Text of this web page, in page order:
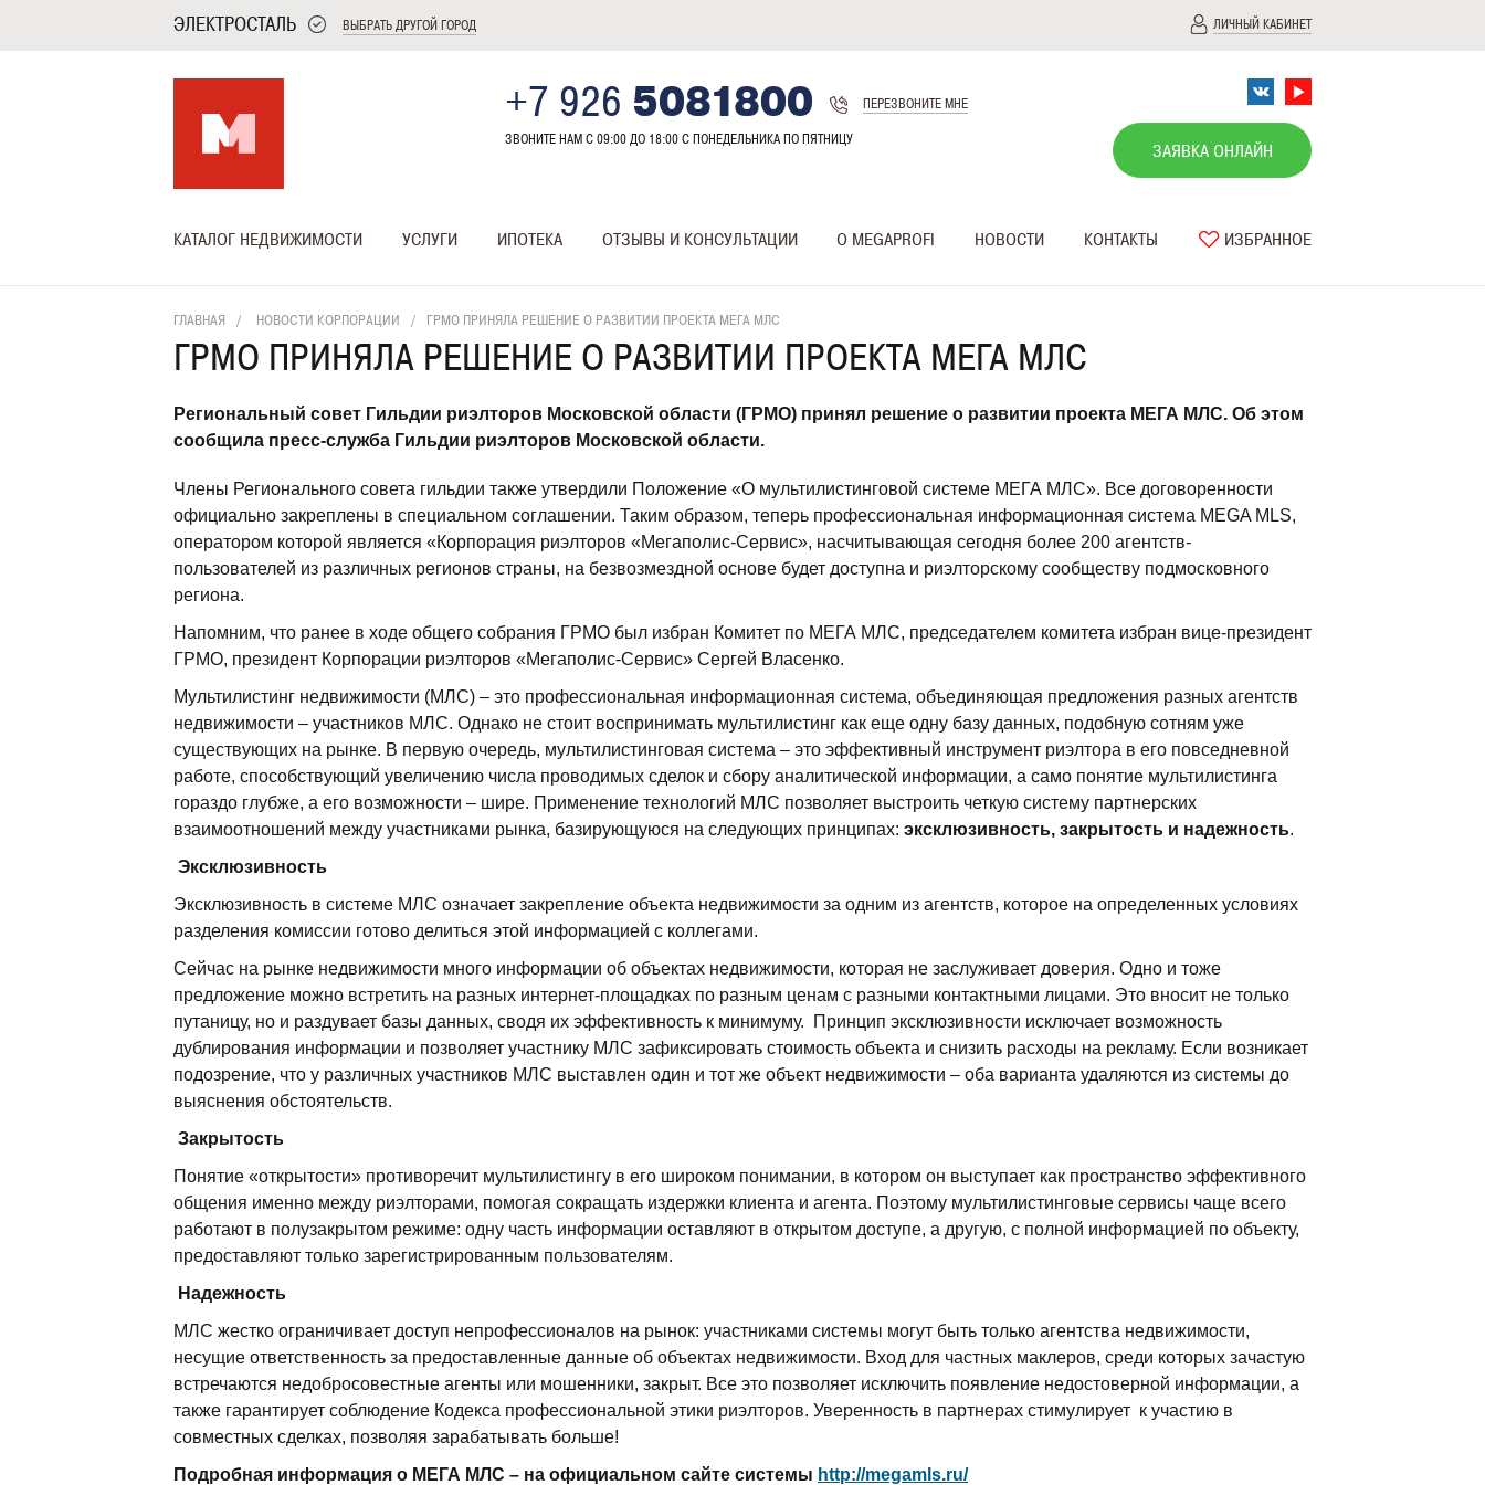
ЭЛЕКТРОСТАЛЬ ВЫБРАТЬ ДРУГОЙ ГОРОД ЛИЧНЫЙ КАБИНЕТ
+7 926 5081800
ПЕРЕЗВОНИТЕ МНЕ
ЗВОНИТЕ НАМ С 09:00 ДО 18:00 C ПОНЕДЕЛЬНИКА ПО ПЯТНИЦУ
ЗАЯВКА ОНЛАЙН
КАТАЛОГ НЕДВИЖИМОСТИ УСЛУГИ ИПОТЕКА ОТЗЫВЫ И КОНСУЛЬТАЦИИ О MEGAPROFI НОВОСТИ КОНТАКТЫ ИЗБРАННОЕ
ГЛАВНАЯ НОВОСТИ КОРПОРАЦИИ ГРМО ПРИНЯЛА РЕШЕНИЕ О РАЗВИТИИ ПРОЕКТА МЕГА МЛС
ГРМО ПРИНЯЛА РЕШЕНИЕ О РАЗВИТИИ ПРОЕКТА МЕГА МЛС
Региональный совет Гильдии риэлторов Московской области (ГРМО) принял решение о развитии проекта МЕГА МЛС. Об этом
сообщила пресс-служба Гильдии риэлторов Московской области.
Члены Регионального совета гильдии также утвердили Положение «О мультилистинговой системе МЕГА МЛС». Все договоренности
официально закреплены в специальном соглашении. Таким образом, теперь профессиональная информационная система MEGA MLS,
оператором которой является «Корпорация риэлторов «Мегаполис-Сервис», насчитывающая сегодня более 200 агентств-
пользователей из различных регионов страны, на безвозмездной основе будет доступна и риэлторскому сообществу подмосковного
региона.
Напомним, что ранее в ходе общего собрания ГРМО был избран Комитет по МЕГА МЛС, председателем комитета избран вице-президент
ГРМО, президент Корпорации риэлторов «Мегаполис-Сервис» Сергей Власенко.
Мультилистинг недвижимости (МЛС) – это профессиональная информационная система, объединяющая предложения разных агентств
недвижимости – участников МЛС. Однако не стоит воспринимать мультилистинг как еще одну базу данных, подобную сотням уже
существующих на рынке. В первую очередь, мультилистинговая система – это эффективный инструмент риэлтора в его повседневной
работе, способствующий увеличению числа проводимых сделок и сбору аналитической информации, а само понятие мультилистинга
гораздо глубже, а его возможности – шире. Применение технологий МЛС позволяет выстроить четкую систему партнерских
взаимоотношений между участниками рынка, базирующуюся на следующих принципах: эксклюзивность, закрытость и надежность.
Эксклюзивность
Эксклюзивность в системе МЛС означает закрепление объекта недвижимости за одним из агентств, которое на определенных условиях
разделения комиссии готово делиться этой информацией с коллегами.
Сейчас на рынке недвижимости много информации об объектах недвижимости, которая не заслуживает доверия. Одно и тоже
предложение можно встретить на разных интернет-площадках по разным ценам с разными контактными лицами. Это вносит не только
путаницу, но и раздувает базы данных, сводя их эффективность к минимуму. Принцип эксклюзивности исключает возможность
дублирования информации и позволяет участнику МЛС зафиксировать стоимость объекта и снизить расходы на рекламу. Если возникает
подозрение, что у различных участников МЛС выставлен один и тот же объект недвижимости – оба варианта удаляются из системы до
выяснения обстоятельств.
Закрытость
Понятие «открытости» противоречит мультилистингу в его широком понимании, в котором он выступает как пространство эффективного
общения именно между риэлторами, помогая сокращать издержки клиента и агента. Поэтому мультилистинговые сервисы чаще всего
работают в полузакрытом режиме: одну часть информации оставляют в открытом доступе, а другую, с полной информацией по объекту,
предоставляют только зарегистрированным пользователям.
Надежность
МЛС жестко ограничивает доступ непрофессионалов на рынок: участниками системы могут быть только агентства недвижимости,
несущие ответственность за предоставленные данные об объектах недвижимости. Вход для частных маклеров, среди которых зачастую
встречаются недобросовестные агенты или мошенники, закрыт. Все это позволяет исключить появление недостоверной информации, а
также гарантирует соблюдение Кодекса профессиональной этики риэлторов. Уверенность в партнерах стимулирует к участию в
совместных сделках, позволяя зарабатывать больше!
Подробная информация о МЕГА МЛС – на официальном сайте системы http://megamls.ru/